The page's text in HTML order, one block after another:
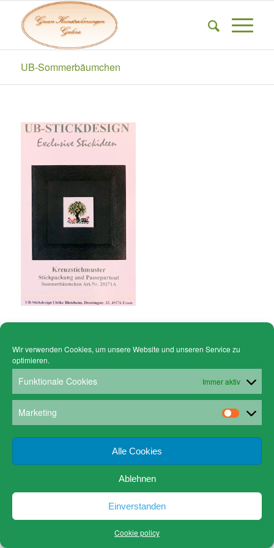
Wir verwenden Cookies, um unsere Website und unseren Service zu
optimieren.
Funktionale Cookies Immer aktiv
Marketing
Alle Cookies
Ablehnen
Einverstanden
Cookie policy
UB-Sommerbäumchen
© Copyright - Gruen Stickgalerie -
Cookie policy (EU)
www.gruen-kunstrahmungen.com Impressum / Kontakt